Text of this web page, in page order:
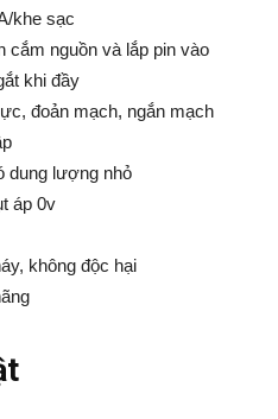
khe sạc
cắm nguồn và lắp pin vào
khi đầy
đoản mạch, ngắn mạch
dung lượng nhỏ
áp 0v
không độc hại